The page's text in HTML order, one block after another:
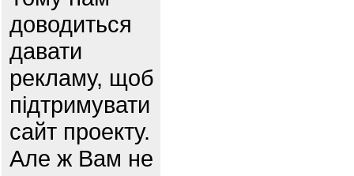
доводиться
давати
рекламу, щоб
підтримувати
сайт проекту.
Але ж Вам не